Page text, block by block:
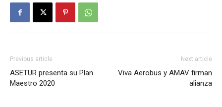
Previous article
ASETUR presenta su Plan
Maestro 2020
Next article
Viva Aerobus y AMAV firman
alianza